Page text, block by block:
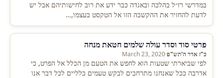
במדרשי רז״ל בהלכה ובאגדה כבר ידע את רוב לחישותיהם אבל יש
לדעת להחזיר את ההקשבה הזו אל הטקסט בעצמו,…
פרטי סוד וסדר עולה שלמים חטאת מנחה
כ"ז אדר ה'תש"פ·
March 23, 2020
לפי שביארתי שטעות הוא לחפש את הטעם מן הכלל אל הפרט, כי
אדרבה ככל שאנחנו מתרחבים לבקש טעמים כלליים לכל דבר אנו